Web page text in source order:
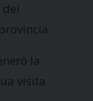
la
visita